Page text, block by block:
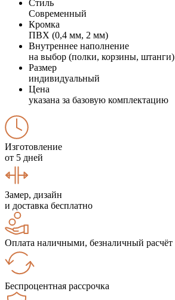
Стиль
Современный
Кромка
ПВХ (0,4 мм, 2 мм)
Внутреннее наполнение
на выбор (полки, корзины, штанги)
Размер
индивидуальный
Цена
указана за базовую комплектацию
Изготовление
от 5 дней
Замер, дизайн
и доставка бесплатно
Оплата наличными, безналичный расчёт
Беспроцентная рассрочка